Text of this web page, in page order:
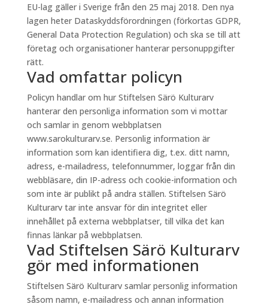
EU-lag gäller i Sverige från den 25 maj 2018. Den nya
lagen heter Dataskyddsförordningen (förkortas GDPR,
General Data Protection Regulation) och ska se till att
företag och organisationer hanterar personuppgifter
rätt.
Vad omfattar policyn
Policyn handlar om hur Stiftelsen Särö Kulturarv
hanterar den personliga information som vi mottar
och samlar in genom webbplatsen
www.sarokulturarv.se. Personlig information är
information som kan identifiera dig, t.ex. ditt namn,
adress, e-mailadress, telefonnummer, loggar från din
webbläsare, din IP-adress och cookie-information och
som inte är publikt på andra ställen. Stiftelsen Särö
Kulturarv tar inte ansvar för din integritet eller
innehållet på externa webbplatser, till vilka det kan
finnas länkar på webbplatsen.
Vad Stiftelsen Särö Kulturarv
gör med informationen
Stiftelsen Särö Kulturarv samlar personlig information
såsom namn, e-mailadress och annan information